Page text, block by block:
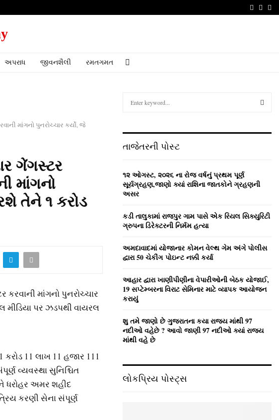
અપરાધ જીવનશૈલી રમતગમત
માંગનો પુનરોચ્ચાર કર્યો, જે
ગેંગસ્ટર
માંગનો
તેને ૧ કરોડ
માંગનો પુનરોચ્ચાર
મીડિયા પર ઝડપથી વાયરલ
કરોડ 11 લાખ 11 હજાર 111
વ્યવસ્થા સુનિશ્ચિત
ધરોહર અમર શહીદ
કરણી સેના સંપૂર્ણ
h
o
r
:
H
તાજેતરની પોસ્ટ
૧૨ ઓગસ્ટ, ૨૦૨૬ ના રોજ વર્ષનું પ્રથમ પૂર્ણ
સૂર્યગ્રહણ,જાણો ક્યાં રાશિના જાતકોને ગ્રહણની
અસર
કડી તાલુકામાં રાજપુર ગામ પાસે એક રિયલ સિક્યુરિટી
ગ્રુપના ડિરેક્ટરની નિર્મમ હત્યા
અમદાવાદમાં યોજાનાર કોમન વેલ્‍થ ગેમ અંગે પોલીસ
દ્વારા 50 ચેકીંગ પોઇન્‍ટ નક્કી કર્યા
આહાર દ્વારા ખાણીપીણીના વેપારીઓની બેઠક યોજાઈ,
19 સપ્ટેમ્બરના વિરાટ સેમિનાર માટે વ્યાપક આયોજન
કરાયું
શુ તમે જાણો છે ગુજરાતના કયા રાજ્ય માંથી 97
નદીઓ વહેછે ? આવો જાણી 97 નદીઓ ક્યાં રાજ્ય
માંથી વહે છે
લોકપ્રિય પોસ્ટ્સ